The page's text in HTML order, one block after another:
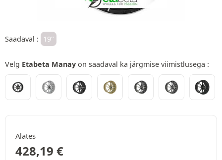
Saadaval : 19"
Velg Etabeta Manay on saadaval ka järgmise viimistlusega :
Alates
428,19 €